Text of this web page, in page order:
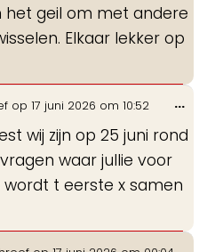
het geil om met andere
Elkaar lekker op
op 17 juni 2026 om 10:52
wij zijn op 25 juni rond
waar jullie voor
t eerste x samen
...